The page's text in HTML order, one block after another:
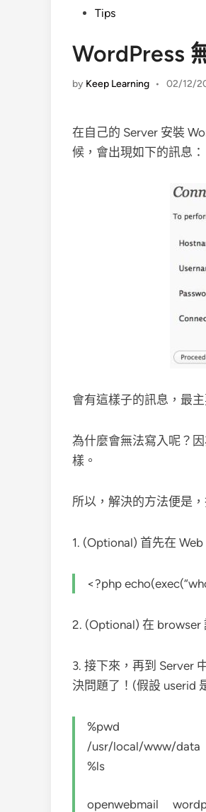
PostedTips
WordPress
by Keep Learning • 02/12/
在自己的 Server 安裝
候，會出現如下的訊息：
會有這樣子的訊息，最
為什麼會無法寫入呢？
樣。
所以，解決的方法便是
1. (Optional) 首先在
<?php
2. (Optional) 在 browser
3. 接下來，再到 Server
決問題了！(假設 userid
%pwd
/usr/local/www/data
%ls
openwebmail